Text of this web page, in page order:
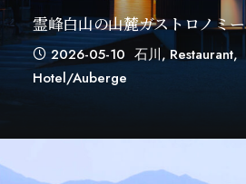
霊峰白山の山麓ガストロノミー
2026-05-10 石川, Restaurant,
Hotel/auberge